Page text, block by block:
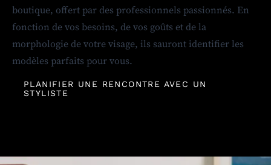
boutique, offert par des professionnels passionnés. En
fonction de vos besoins, de vos goûts et de la
morphologie de votre visage, ils sauront identifier les
modèles parfaits pour vous.
PLANIFIER UNE RENCONTRE AVEC UN
STYLISTE